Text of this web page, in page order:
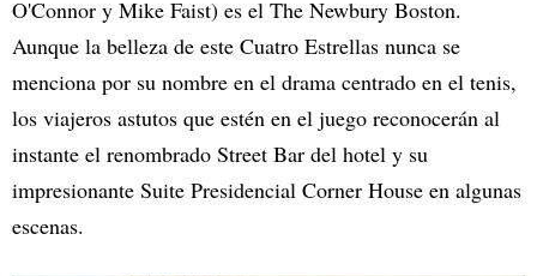
O'Connor y Mike Faist) es el The Newbury Boston.
Aunque la belleza de este Cuatro Estrellas nunca se
menciona por su nombre en el drama centrado en el tenis,
los viajeros astutos que estén en el juego reconocerán al
instante el renombrado Street Bar del hotel y su
impresionante Suite Presidencial Corner House en algunas
escenas.